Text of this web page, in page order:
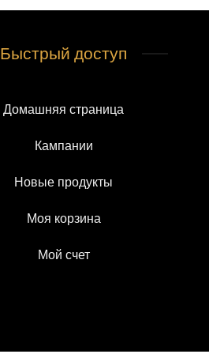
Быстрый доступ
Домашняя страница
Кампании
Новые продукты
Моя корзина
Мой счет